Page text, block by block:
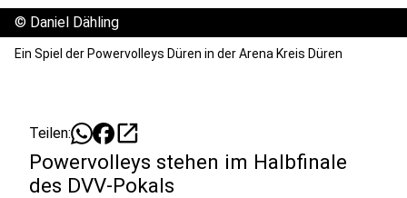
© Daniel Dähling
Ein Spiel der Powervolleys Düren in der Arena Kreis Düren
Teilen: open_in_new
Powervolleys stehen im Halbfinale
des DVV-Pokals